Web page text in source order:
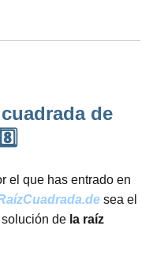
de
el que has entrado en
sea el
de la raíz